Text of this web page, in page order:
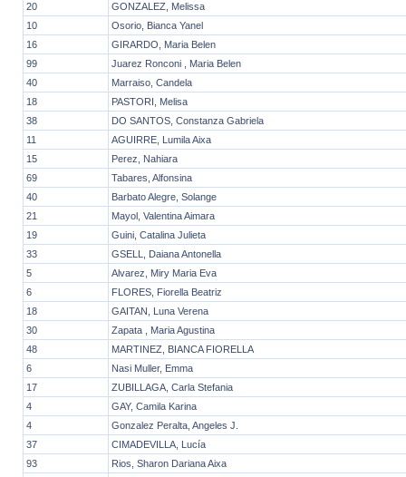
20
GONZALEZ, Melissa
10
Osorio, Bianca Yanel
16
GIRARDO, Maria Belen
99
Juarez Ronconi , Maria Belen
40
Marraiso, Candela
18
PASTORI, Melisa
38
DO SANTOS, Constanza Gabriela
11
AGUIRRE, Lumila Aixa
15
Perez, Nahiara
69
Tabares, Alfonsina
40
Barbato Alegre, Solange
21
Mayol, Valentina Aimara
19
Guini, Catalina Julieta
33
GSELL, Daiana Antonella
5
Alvarez, Miry Maria Eva
6
FLORES, Fiorella Beatriz
18
GAITAN, Luna Verena
30
Zapata , Maria Agustina
48
MARTINEZ, BIANCA FIORELLA
6
Nasi Muller, Emma
17
ZUBILLAGA, Carla Stefania
4
GAY, Camila Karina
4
Gonzalez Peralta, Angeles J.
37
CIMADEVILLA, Lucía
93
Rios, Sharon Dariana Aixa